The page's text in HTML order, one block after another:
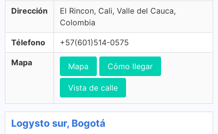
Dirección
El Rincon, Cali, Valle del Cauca,
Colombia
Télefono +57(601)514-0575
Mapa Mapa Cómo llegar
Vista de calle
Logysto sur, Bogotá